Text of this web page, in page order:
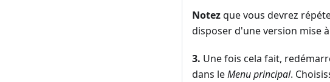
Notezque vous devrez
disposer d'une version mise
3. Une fois cela fait,
dans leMenu principal.